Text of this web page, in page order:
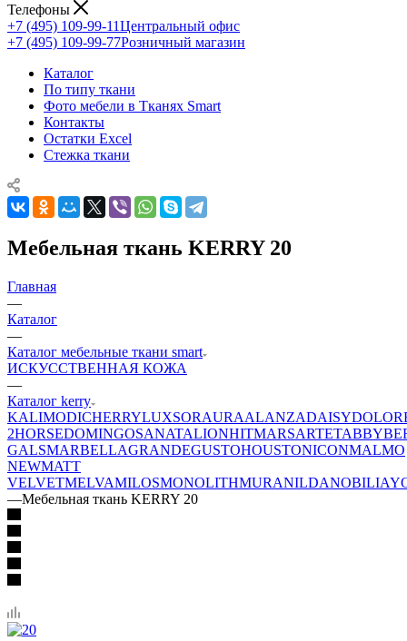
Телефоны
+7 (495) 109-99-11Центральный офис
+7 (495) 109-99-77Розничный магазин
Каталог
По типу ткани
Фото мебели в Тканях Smart
Контакты
Остатки Excel
Стежка ткани
Мебельная ткань KERRY 20
Главная
—
Каталог
—
Каталог мебельные ткани smart
ИСКУССТВЕННАЯ КОЖА
—
Каталог kerry
KALIMODICHERRYLUXSORAURAALANZADAISY
2HORSEDOMINGOSANATALIONHITMARSARTETABBY
GALSMARBELLAGRANDEGUSTOHOUSTONICONMALMO
NEWMATT
VELVETMELVAMILOSMONOLITHMURANILDANOBILIA
—Мебельная ткань KERRY 20